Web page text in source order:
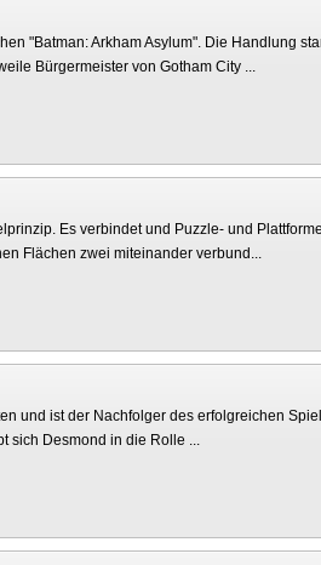
"Batman: Arkham Asylum". Die Handlung
Bürgermeister von Gotham City ...
Es verbindet und Puzzle- und
Flächen zwei miteinander verbund...
und ist der Nachfolger des erfolgreichen
sich Desmond in die Rolle ...